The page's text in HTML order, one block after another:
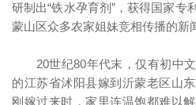
研制出“铁水孕育剂”，获得国家专
蒙山区众多农家姐妹竞相传播的新
20世纪80年代末，仅有初中文
的江苏省沭阳县嫁到沂蒙老区山
刚嫁过来时，家里连温饱都难以